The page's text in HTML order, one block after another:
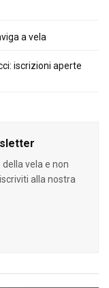
a vela
iscrizioni aperte
vela e non
alla nostra